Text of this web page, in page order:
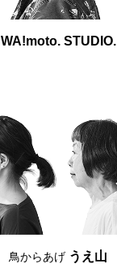
WA!moto. STUDIO.
鳥からあげ うえ山